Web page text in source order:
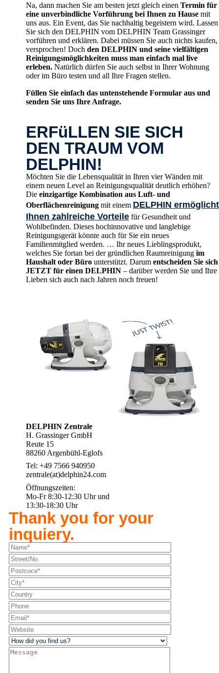
Na, dann machen Sie am besten jetzt gleich einen Termin für
eine unverbindliche Vorführung bei Ihnen zu Hause mit
uns aus. Ein Event, das Sie nachhaltig begeistern wird. Lassen
Sie sich den DELPHIN vom DELPHIN Team Grassinger
vorführen und erklären. Dabei müssen Sie auch nichts kaufen,
versprochen! Doch den DELPHIN und seine vielfältigen
Reinigungsmöglichkeiten muss man einfach mal live
erleben. Natürlich dürfen Sie auch selbst in Ihrer Wohnung
oder im Büro testen und all Ihre Fragen stellen.
Füllen Sie einfach das untenstehende Formular aus und
senden Sie uns Ihre Anfrage.
ERFüLLEN SIE SICH
DEN TRAUM VOM
DELPHIN!
Möchten Sie die Lebensqualität in Ihren vier Wänden mit
einem neuen Level an Reinigungsqualität deutlich erhöhen?
Die einzigartige Kombination aus Luft- und
Oberflächenreinigung mit einem DELPHIN ermöglicht
Ihnen zahlreiche Vorteile für Gesundheit und
Wohlbefinden. Dieses hochinnovative und langlebige
Reinigungsgerät könnte auch für Sie ein neues
Familienmitglied werden. … Ihr neues Lieblingsprodukt,
welches Sie fortan bei der gründlichen Raumreinigung im
Haushalt oder Büro unterstützt. Darum entscheiden Sie sich
JETZT für einen DELPHIN – darüber werden Sie und Ihre
Lieben sich auch nach Jahren noch freuen!
DELPHIN Zentrale
H. Grassinger GmbH
Reute 15
88260 Argenbühl-Eglofs
Tel: +49 7566 940950
zentrale(at)delphin24.com
Öffnungszeiten:
Mo-Fr 8:30-12:30 Uhr und
13:30-18:30 Uhr
Thank you for your
inquiery.